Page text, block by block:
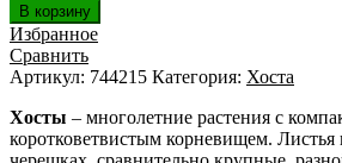
В корзину
Избранное
Сравнить
Артикул: 744215 Категория: Хоста
Хосты – многолетние растения с
коротковетвистым корневищем. Листья